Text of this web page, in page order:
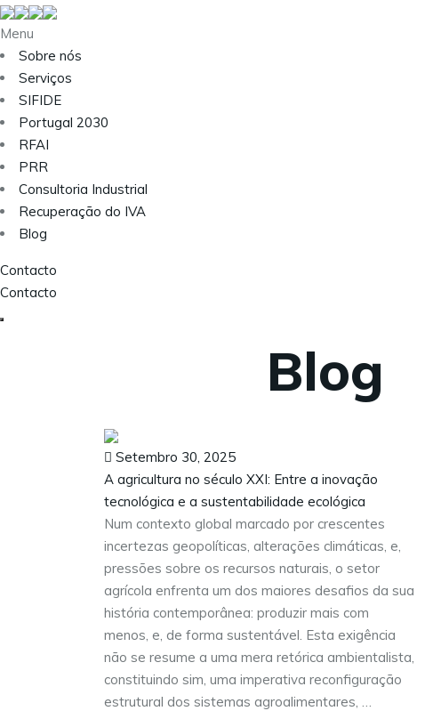
Menu
Sobre nós
Serviços
SIFIDE
Portugal 2030
RFAI
PRR
Consultoria Industrial
Recuperação do IVA
Blog
Contacto
Contacto
Blog
Setembro 30, 2025
A agricultura no século XXI: Entre a inovação
tecnológica e a sustentabilidade ecológica
Num contexto global marcado por crescentes
incertezas geopolíticas, alterações climáticas, e,
pressões sobre os recursos naturais, o setor
agrícola enfrenta um dos maiores desafios da sua
história contemporânea: produzir mais com
menos, e, de forma sustentável. Esta exigência
não se resume a uma mera retórica ambientalista,
constituindo sim, uma imperativa reconfiguração
estrutural dos sistemas agroalimentares, …